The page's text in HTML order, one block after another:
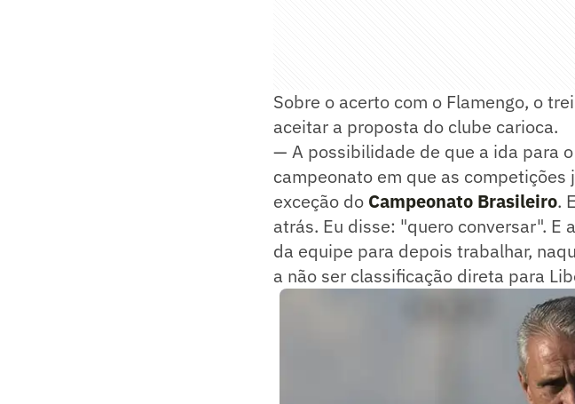
Sobre o acerto com o Flamengo, o
aceitar a proposta do clube carioca.
— A possibilidade de que a ida para
campeonato em que as
exceção do Campeonato Brasileiro.
atrás. Eu disse: "quero conversar".
da equipe para depois trabalhar,
a não ser classificação direta para